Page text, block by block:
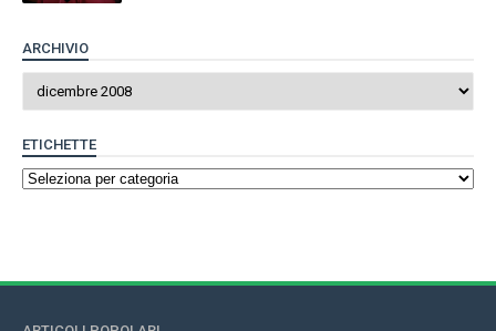
ARCHIVIO
ETICHETTE